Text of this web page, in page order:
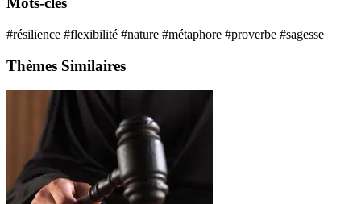
#résilience #flexibilité #nature #métaphore #proverbe #sagesse
Thèmes Similaires